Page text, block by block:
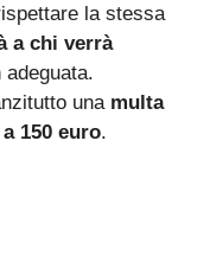
la stessa
a chi verrà
una multa
150 euro.